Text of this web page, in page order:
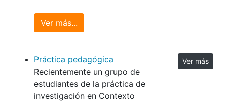
Ver más...
Práctica pedagógica
Recientemente un grupo de
estudiantes de la práctica de
investigación en Contexto
Ver más